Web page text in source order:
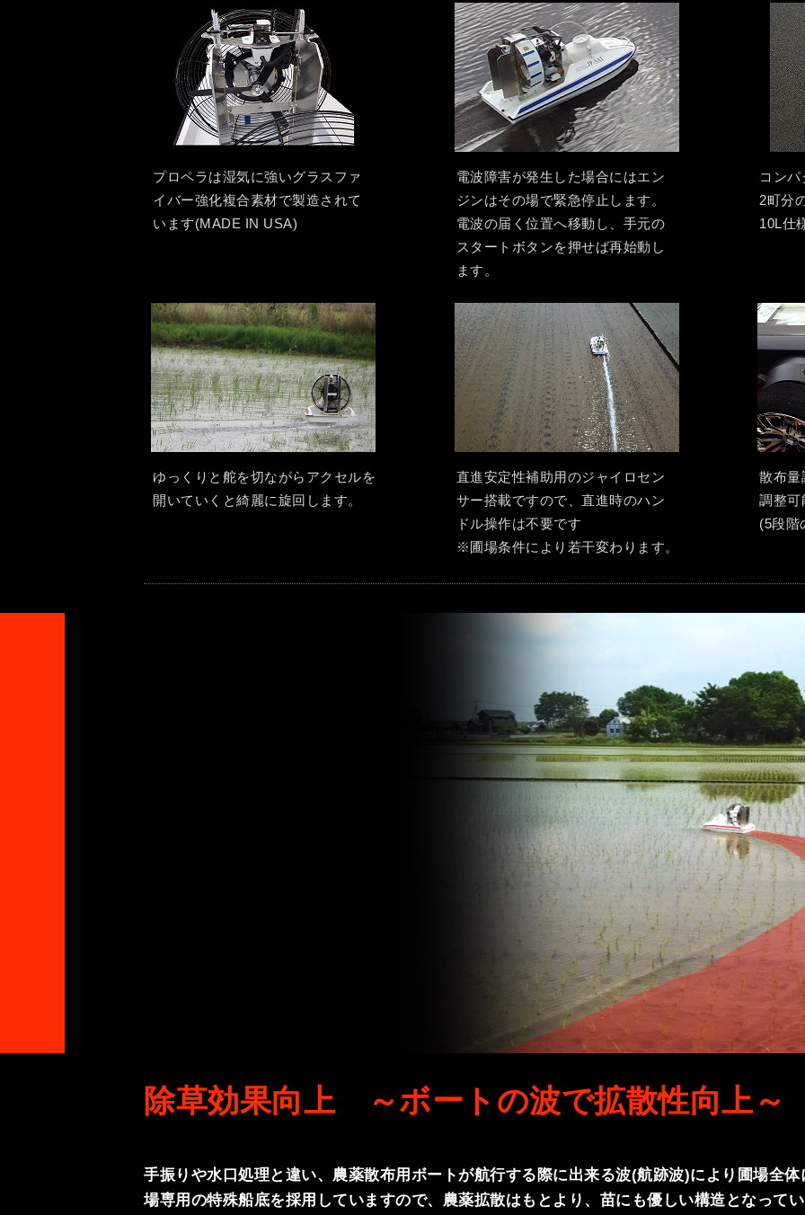
プロペラは湿気に強いグラスファ
イバー強化複合素材で製造されて
います(MADE IN USA)
電波障害が発生した場合にはエン
ジンはその場で緊急停止します。
電波の届く位置へ移動し、手元の
スタートボタンを押せば再始動し
ます。
コン
2町分
10L仕
ゆっくりと舵を切ながらアクセルを
開いていくと綺麗に旋回します。
直進安定性補助用のジャイロセン
サー搭載ですので、直進時のハン
ドル操作は不要です
※圃場条件により若干変わります。
散布量
調整可
(5段階
除草効果向上 ～ボートの波で拡散性向上～
手振りや水口処理と違い、農薬散布用ボートが航行する際に出来る波(航跡波)により圃場全
場専用の特殊船底を採用していますので、農薬拡散はもとより、苗にも優しい構造となって